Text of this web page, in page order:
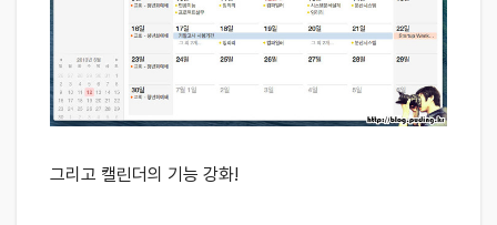
그리고 캘린더의 기능 강화!